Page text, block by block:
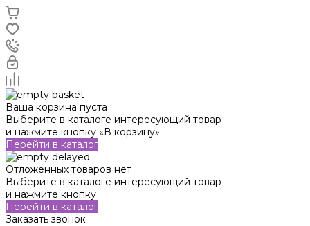
Ваша корзина пуста
Выберите в каталоге интересующий товар
и нажмите кнопку «В корзину».
Перейти в каталог
Отложенных товаров нет
Выберите в каталоге интересующий товар
и нажмите кнопку
Перейти в каталог
Заказать звонок